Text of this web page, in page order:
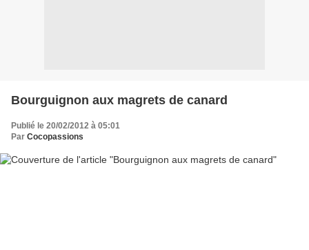
Bourguignon aux magrets de canard
Publié le 20/02/2012 à 05:01
Par Cocopassions